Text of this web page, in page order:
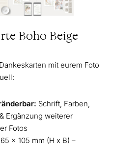
Boho Beige
mit eurem Foto
Schrift, Farben,
Ergänzung weiterer
Fotos
x 105 mm (H x B) –